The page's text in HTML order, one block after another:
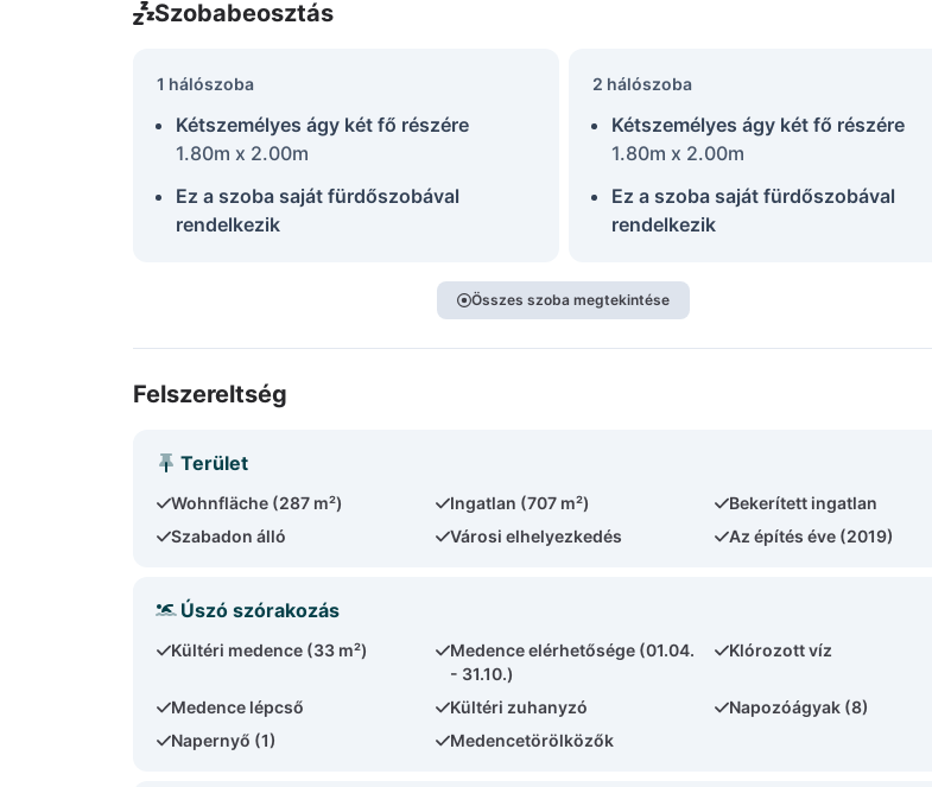
Szobabeosztás
1 hálószoba
Kétszemélyes ágy két fő részére
1.80m x 2.00m
Ez a szoba saját fürdőszobával
rendelkezik
2 hálószoba
Kétszemélyes ágy két fő részére
1.80m x 2.00m
Ez a szoba saját fürdőszobával
rendelkezik
Összes szoba megtekintése
Felszereltség
Terület
Wohnfläche (287 m²) Ingatlan (707 m²)
Bekerített ingatlan
Szabadon álló
Városi elhelyezkedés Az építés éve (2019)
Úszó szórakozás
Kültéri medence (33 m²)
Medence elérhetősége (01.04.
- 31.10.)
Klórozott víz
Medence lépcső Kültéri zuhanyzó
Napozóágyak (8)
Napernyő (1)
Medencetörölközők